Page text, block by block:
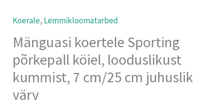
Koerale, Lemmikloomatarbed
Mänguasi koertele Sporting
põrkepall köiel, looduslikust
kummist, 7 cm/25 cm juhuslik
värv